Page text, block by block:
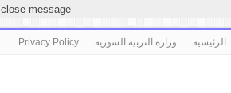
الرئيسية وزارة التربية السورية Privacy Policy
close message